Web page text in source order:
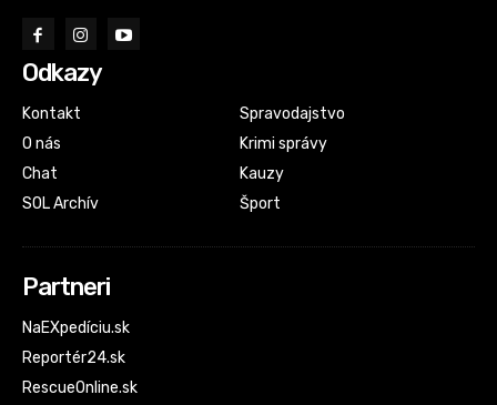
Odkazy
Kontakt
O nás
Chat
SOL Archív
Spravodajstvo
Krimi správy
Kauzy
Šport
Partneri
NaEXpedíciu.sk
Reportér24.sk
RescueOnline.sk